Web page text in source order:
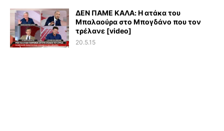
ΔΕΝ ΠΑΜΕ ΚΑΛΑ: Η ατάκα του
Μπαλαούρα στο Μπογδάνο που τον
τρέλανε [video]
20.5.15